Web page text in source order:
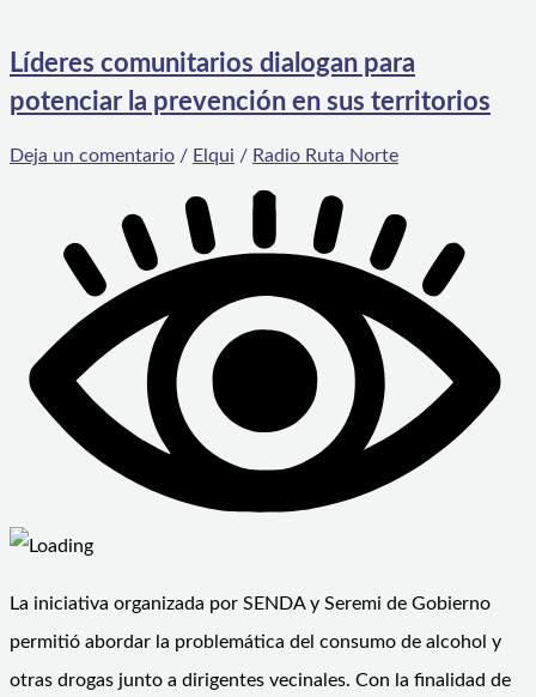
Líderes comunitarios dialogan para
potenciar la prevención en sus territorios
Deja un comentario / Elqui / Radio Ruta Norte
La iniciativa organizada por SENDA y Seremi de Gobierno
permitió abordar la problemática del consumo de alcohol y
otras drogas junto a dirigentes vecinales. Con la finalidad de